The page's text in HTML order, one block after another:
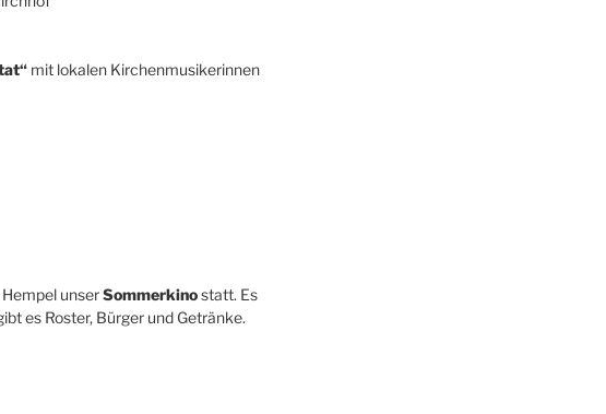
mit lokalen Kirchenmusikerinnen
unserSommerkinostatt. Es
es Roster, Bürger und Getränke.